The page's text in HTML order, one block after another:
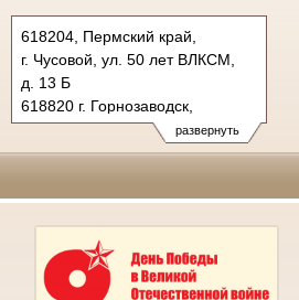
развернуть
618204, Пермский край,
г. Чусовой, ул. 50 лет ВЛКСМ,
д. 13 Б
618820 г. Горнозаводск,
ул. Мира, д. 8
Тел.: (34256) 4-83-86 (гр.), 4-83-
(34269) 4-23-02
gornozavodsky.perm@sudrf.ru